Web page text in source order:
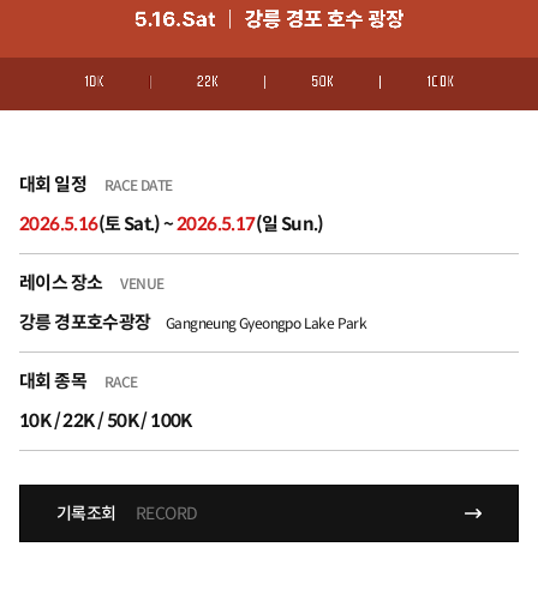
대회 일정 RACE DATE
2026.5.16(토 Sat.) ~2026.5.17(일 Sun.)
레이스 장소 VENUE
강릉 경포호수광장 Gangneung Gyeongpo Lake Park
대회 종목 RACE
10K / 22K / 50K / 100K
기록조회 RECORD